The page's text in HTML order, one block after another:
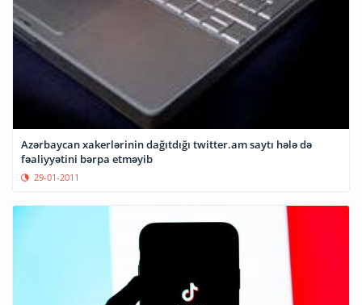
Azərbaycan xakerlərinin dağıtdığı twitter.am saytı hələ də
fəaliyyətini bərpa etməyib
29-01-2011